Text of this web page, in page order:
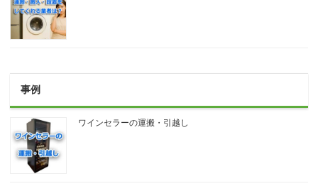
事例
ワインセラーの運搬・引越し